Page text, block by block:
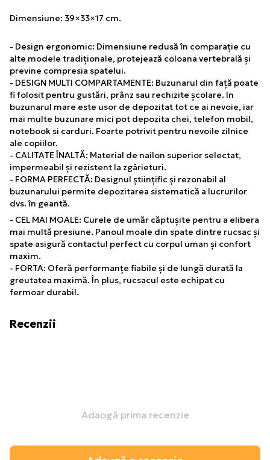
Dimensiune: 39×33×17 cm.
- Design ergonomic: Dimensiune redusă în comparație cu
alte modele tradiționale, protejează coloana vertebrală și
previne compresia spatelui.
- DESIGN MULTI COMPARTAMENTE: Buzunarul din față poate
fi folosit pentru gustări, prânz sau rechizite școlare. In
buzunarul mare este usor de depozitat tot ce ai nevoie, iar
mai multe buzunare mici pot depozita chei, telefon mobil,
notebook si carduri. Foarte potrivit pentru nevoile zilnice
ale copiilor.
- CALITATE ÎNALTĂ: Material de nailon superior selectat,
impermeabil și rezistent la zgârieturi.
- FORMA PERFECTĂ: Designul științific și rezonabil al
buzunarului permite depozitarea sistematică a lucrurilor
dvs. în geantă.
- CEL MAI MOALE: Curele de umăr căptușite pentru a elibera
mai multă presiune. Panoul moale din spate dintre rucsac și
spate asigură contactul perfect cu corpul uman și confort
maxim.
- FORTA: Oferă performanțe fiabile și de lungă durată la
greutatea maximă. În plus, rucsacul este echipat cu
fermoar durabil.
Recenzii
Adaogă prima recenzie